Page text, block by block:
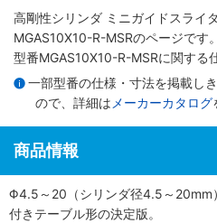
高剛性シリンダ ミニガイドスライ
MGAS10X10-R-MSRのページです。
型番MGAS10X10-R-MSRに関する
一部型番の仕様・寸法を掲載し
ので、詳細は メーカーカタログ
商品情報
Φ4.5～20（シリンダ径4.5～20mm
付きテーブル形の決定版。